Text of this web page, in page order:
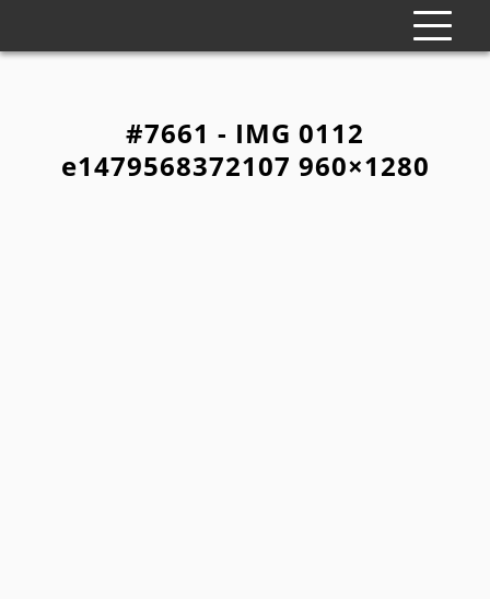
#7661 - IMG 0112
e1479568372107 960×1280